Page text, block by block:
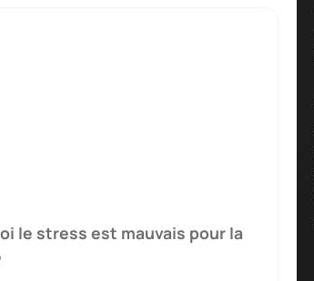
le stress est mauvais pour la